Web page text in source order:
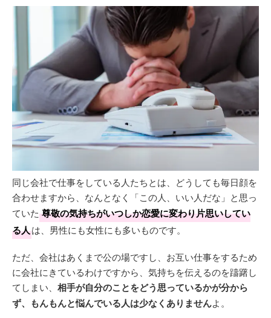
同じ会社で仕事をしている人たちとは、どうしても毎日顔を
合わせますから、なんとなく「この人、いい人だな」と思っ
ていた 尊敬の気持ちがいつしか恋愛に変わり片思いしてい
る人は、男性にも女性にも多いものです。
ただ、会社はあくまで公の場ですし、お互い仕事をするため
に会社にきているわけですから、気持ちを伝えるのを躊躇し
てしまい、 相手が自分のことをどう思っているかが分から
ず、もんもんと悩んでいる人は少なくありませんよ。